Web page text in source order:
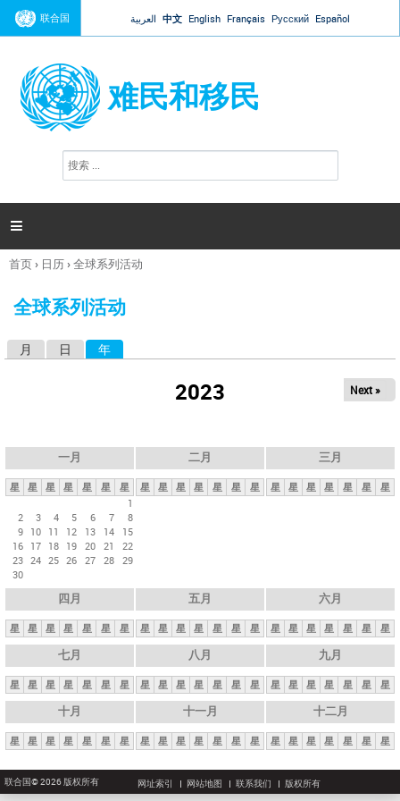
Jump to navigation
联合国 العربية 中文 English Français Русский Español
难民和移民
搜
索

你
这
首页› 日历›全球系列活动
全球系列活动
月 日 年
2023 Next »
一月
星 星 星 星 星 星
星
1
2
3 4 5 6 7
8
9 10 11 12 13 14
15
16 17 18 19 20 21
22
23 24 25 26 27 28 29
30
二月
星 星 星 星 星 星 星
三月
星 星 星 星 星 星 星
四月
星 星 星 星 星 星 星
五月
星 星 星 星 星 星 星
六月
星 星 星 星 星 星 星
七月
星 星 星 星 星 星 星
八月
星 星 星 星 星 星 星
九月
星 星 星 星 星 星 星
十月
星 星 星 星 星 星 星
十一月
星 星 星 星 星 星 星
十二月
星 星 星 星 星 星 星
联合国© 2026 版权所有 网址索引 网站地图 联系我们 版权所有